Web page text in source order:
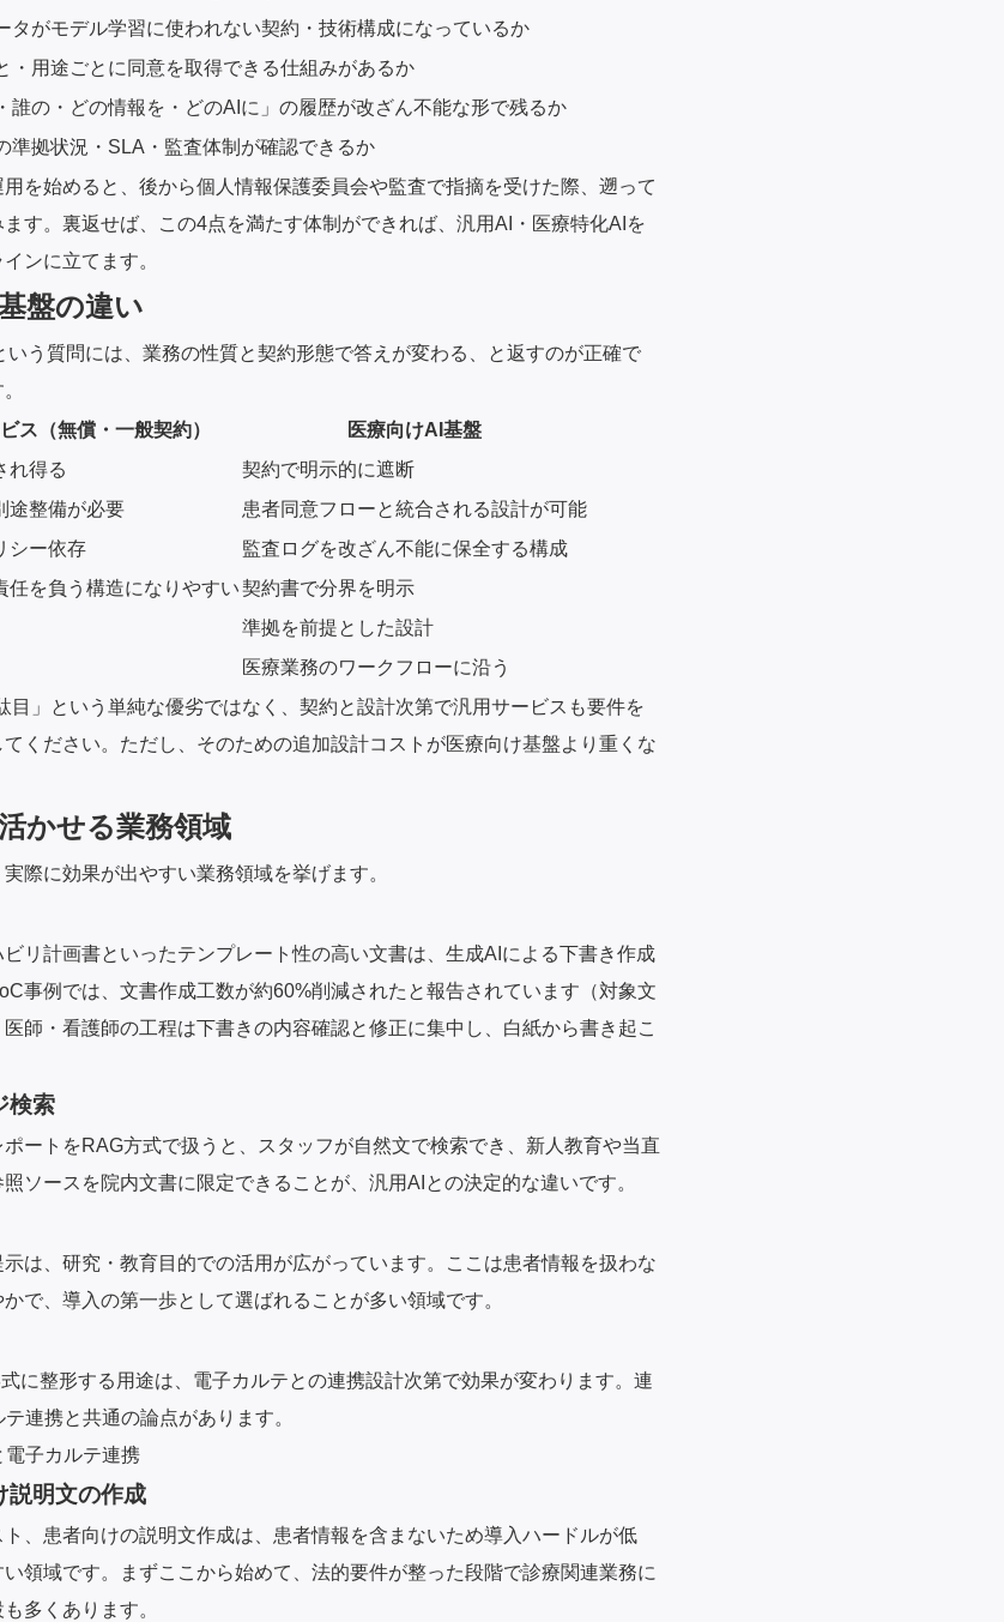
タがモデル学習に使われない契約・技術構成になっているか
・用途ごとに同意を取得できる仕組みがあるか
誰の・どの情報を・どのAIに」の履歴が改ざん不能な形で残るか
準拠状況・SLA・監査体制が確認できるか
を始めると、後から個人情報保護委員会や監査で指摘を受けた際、遡って
す。裏返せば、この4点を満たす体制ができれば、汎用AI・医療特化AIを
ンに立てます。
盤の違い
いう質問には、業務の性質と契約形態で答えが変わる、と返すのが正確で
ス（無償・一般契約）
医療向けAI基盤
れ得る
契約で明示的に遮断
途整備が必要
患者同意フローと統合される設計が可能
シー依存
監査ログを改ざん不能に保全する構成
任を負う構造になりやすい契約書で分界を明示
準拠を前提とした設計
医療業務のワークフローに沿う
目」という単純な優劣ではなく、契約と設計次第で汎用サービスも要件を
ください。ただし、そのための追加設計コストが医療向け基盤より重くな
かせる業務領域
際に効果が出やすい業務領域を挙げます。
リ計画書といったテンプレート性の高い文書は、生成AIによる下書き作成
事例では、文書作成工数が約60%削減されたと報告されています（対象文
師・看護師の工程は下書きの内容確認と修正に集中し、白紙から書き起こ
検索
ートをRAG方式で扱うと、スタッフが自然文で検索でき、新人教育や当直
ソースを院内文書に限定できることが、汎用AIとの決定的な違いです。
は、研究・教育目的での活用が広がっています。ここは患者情報を扱わな
で、導入の第一歩として選ばれることが多い領域です。
に整形する用途は、電子カルテとの連携設計次第で効果が変わります。連
連携と共通の論点があります。
子カルテ連携
説明文の作成
、患者向けの説明文作成は、患者情報を含まないため導入ハードルが低
領域です。まずここから始めて、法的要件が整った段階で診療関連業務に
多くあります。